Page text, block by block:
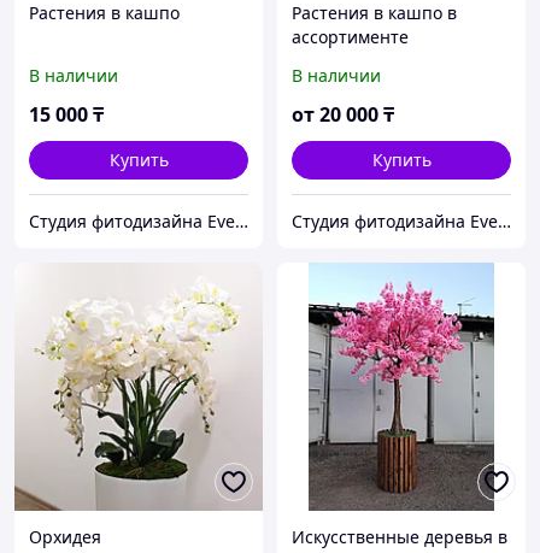
Растения в кашпо
В наличии
15 000₸
Купить
Студия фитодизайна EverGreen
Растения в кашпо в
ассортименте
В наличии
от20 000₸
Купить
Студия фитодизайна EverGreen
Орхидея
Искусственные деревья в